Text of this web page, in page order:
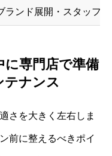
ランド展開・スタッフ
に専門店で準備
テナンス
さを大きく左右しま
前に整えるべきポイ